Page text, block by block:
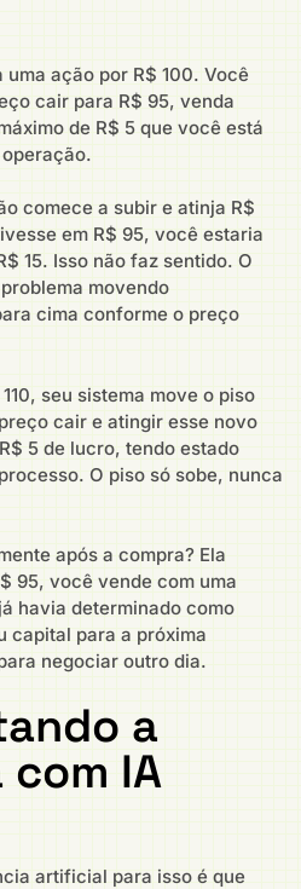
ação por R$ 100. Você
cair para R$ 95, venda
de R$ 5 que você está
comece a subir e atinja R$
em R$ 95, você estaria
15. Isso não faz sentido. O
movendo
cima conforme o preço
seu sistema move o piso
cair e atingir esse novo
5 de lucro, tendo estado
O piso só sobe, nunca
após a compra? Ela
95, você vende com uma
havia determinado como
capital para a próxima
negociar outro dia.
a
IA
artificial para isso é que